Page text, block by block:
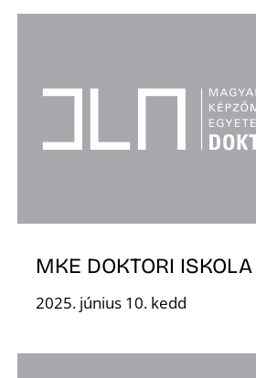
MKE DOKTORI
2025. június 10. kedd